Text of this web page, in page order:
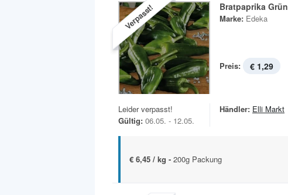
Verpasst! Bratpaprika Grün
Marke: Edeka
Preis: € 1,29
Leider verpasst!
Gültig: 06.05. - 12.05.
Händler: Elli Markt
€ 6,45 / kg - 200g Packung